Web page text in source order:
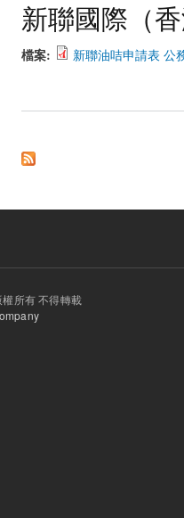
新聯國際（
檔案: 新聯油咭申請表 公
所有 不得轉載